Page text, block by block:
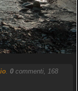
. 0commenti, 168